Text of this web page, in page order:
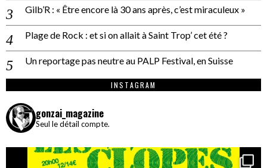
Gilb’R : « Être encore là 30 ans après, c’est miraculeux »
Plage de Rock : et si on allait à Saint Trop’ cet été ?
Un reportage pas neutre au PALP Festival, en Suisse
INSTAGRAM
gonzai_magazine
Seul le détail compte.